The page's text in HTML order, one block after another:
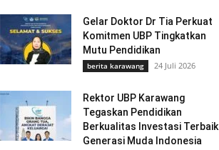
Gelar Doktor Dr Tia Perkuat
Komitmen UBP Tingkatkan
Mutu Pendidikan
berita karawang 24 Juli 2026
Rektor UBP Karawang
Tegaskan Pendidikan
Berkualitas Investasi Terbaik
Generasi Muda Indonesia